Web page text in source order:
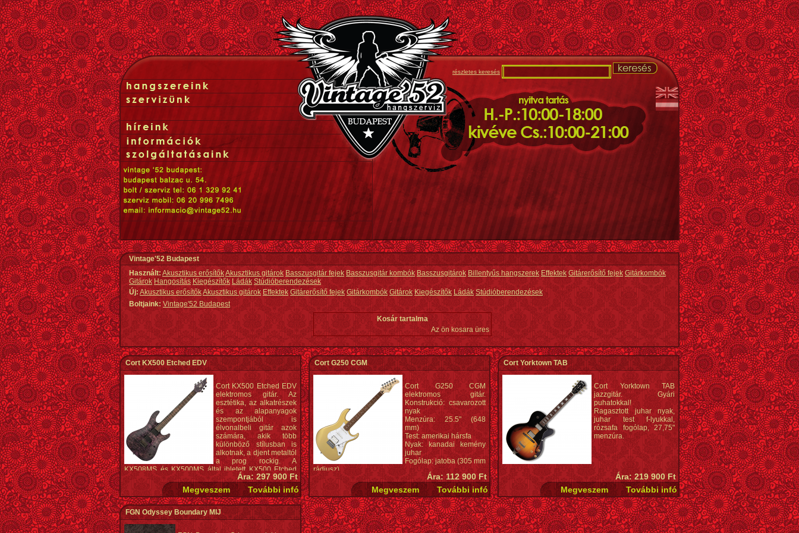
részletes keresés
Vintage'52 Budapest
Használt: Akusztikus erősítőkAkusztikus gitárok Basszusgitár fejek Basszusgitár kombók Basszusgitárok Billentyűs hangszerek Effektek Gitárerősítő fejek Gitárkombók
Gitárok Hangosítás Kiegészítők Ládák Stúdióberendezések
Új:Akusztikus erősítőkAkusztikus gitárok Effektek Gitárerősítő fejek Gitárkombók Gitárok Kiegészítők Ládák Stúdióberendezések
Boltjaink: Vintage'52 Budapest
Kosár tartalma
Az ön kosara üres
Cort KX500 Etched EDV
Cort KX500 Etched EDV
elektromos gitár. Az
esztétika, az alkatrészek
és az alapanyagok
szempontjából is
élvonalbeli gitár azok
számára, akik több
különböző stílusban is
alkotnak, a djent metaltól
a prog rockig. A
KX508MS és KX500MS által ihletett KX500 Etched
Black a KX széria új szárnyashajója, hagyományos
hathúros kivitelben, a gitárosok körében
sokoldalúságuk miatt egyre népszerűbb Fishman
Fluence Modern Humbuckerekkel szerelve.
Konstrukció: csavarozott nyak
Menzúra: 25,5" (648 mm)
Ára: 297 900 Ft
Cort G250 CGM
Cort G250 CGM
elektromos gitár.
Konstrukció: csavarozott
nyak
Menzúra: 25.5" (648
mm)
Test: amerikai hársfa
Nyak: kanadai kemény
juhar
Fogólap: jatoba (305 mm
rádiusz)
Bundok: 22
Berakás: pontok
Hangszedő: Bluebucker Pro Pickups
Elektronika: hangerő, hangszín, 5-állású kapcsoló
Hardver szín: króm
Híd: 2-pontos tremolo
Kulcs: Die-cast
Ára: 112 900 Ft
Cort Yorktown TAB
Cort Yorktown TAB
jazzgitár. Gyári
puhatokkal!
Ragasztott juhar nyak,
juhar test f-lyukkal,
rózsafa fogólap, 27,75"
menzúra.
Ára: 219 900 Ft
FGN Odyssey Boundary MIJ